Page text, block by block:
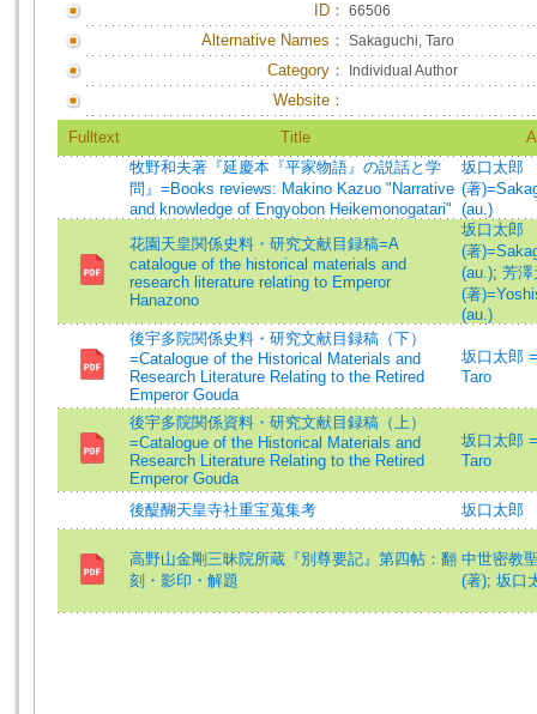
ID ： 66506
Alternative Names： Sakaguchi, Taro
Category： Individual Author
Website：
Fulltext Title
牧野和夫著『延慶本『平家物語』の説話と学
問』=Books reviews: Makino Kazuo "Narrative
and knowledge of Engyobon Heikemonogatari"
坂口太郎
(著
(au.)
花園天皇関係史料・研究文献目録稿=A
catalogue of the historical materials and
research literature relating to Emperor
Hanazono
坂口太郎
(著
(au.); 芳澤
(著
(au.)
後宇多院関係史料・研究文献目録稿（下）
=Catalogue of the Historical Materials and
Research Literature Relating to the Retired
Emperor Gouda
坂口太郎
Taro
後宇多院関係資料・研究文献目録稿（上）
=Catalogue of the Historical Materials and
Research Literature Relating to the Retired
Emperor Gouda
坂口太郎
Taro
後醍醐天皇寺社重宝蒐集考 坂口太郎
高野山金剛三昧院所蔵『別尊要記』第四帖：翻
刻・影印・解題
中世密教
(著); 坂口